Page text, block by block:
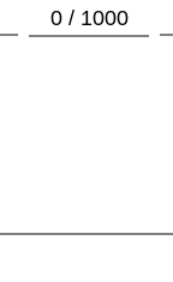
0 / 1000
—